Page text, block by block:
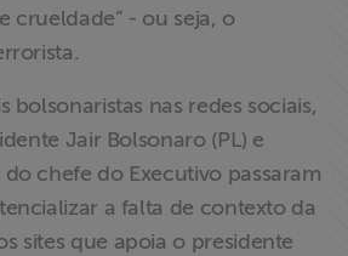
crueldade” - ou seja, o
bolsonaristas nas redes sociais,
Jair Bolsonaro (PL) e
chefe do Executivo passaram
a falta de contexto da
sites que apoia o presidente